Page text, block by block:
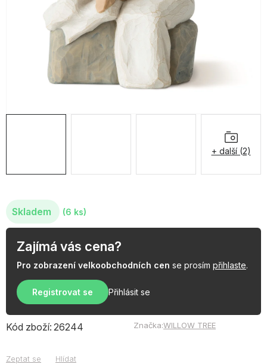
PODLE TYPU PROVOZU
Skladem (6 ks)
Zajímá vás cena?
Pro zobrazení velkoobchodních cen se prosím přihlaste.
Registrovat se Přihlásit se
Kód zboží: 26244 Značka:WILLOW TREE
Zeptat se Hlídat
+ další (2)